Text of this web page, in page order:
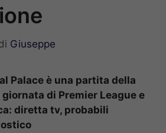
Giuseppe
Palace è una partita della
di Premier League e
diretta tv, probabili